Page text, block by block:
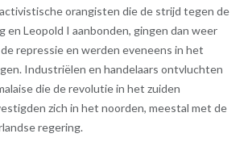
orangisten die de strijd tegen de
en Leopold I aanbonden, gingen dan weer
repressie en werden eveneens in het
Industriëlen en handelaars ontvluchten
die de revolutie in het zuiden
zich in het noorden, meestal met de
regering.